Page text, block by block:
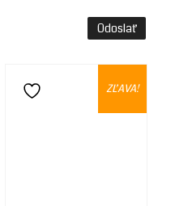
Pridať do zoznamu želaní
ZĽAVA!